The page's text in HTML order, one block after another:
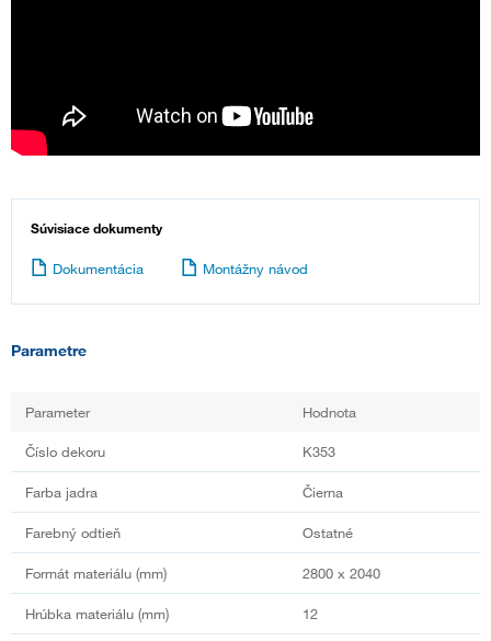
Súvisiace dokumenty
Dokumentácia Montážny návod
Parametre
Parameter Hodnota
Číslo dekoru K353
Farba jadra Čierna
Farebný odtieň Ostatné
Formát materiálu (mm) 2800 x 2040
Hrúbka materiálu (mm) 12